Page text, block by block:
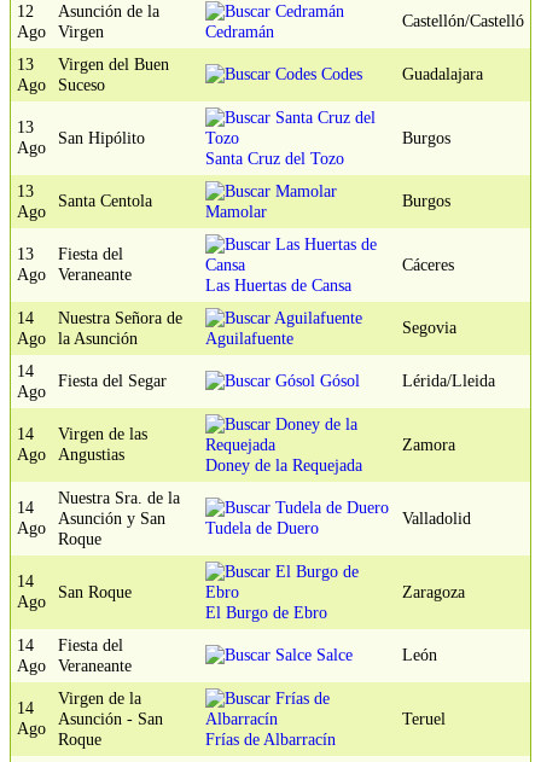
12
Ago
Asunción de la
Virgen
Cedramán
Castellón/Castelló
13
Ago
Virgen del Buen
Suceso
Codes Guadalajara
13
Ago
San Hipólito
Santa Cruz del Tozo
Burgos
13
Ago
Santa Centola
Mamolar
Burgos
13
Ago
Fiesta del
Veraneante
Las Huertas de Cansa
Cáceres
14
Ago
Nuestra Señora de
la Asunción
Aguilafuente
Segovia
14
Ago
Fiesta del Segar Gósol Lérida/Lleida
14
Ago
Virgen de las
Angustias
Doney de la Requejada
Zamora
14
Ago
Nuestra Sra. de la
Asunción y San
Roque
Tudela de Duero Valladolid
14
Ago
San Roque
El Burgo de Ebro
Zaragoza
14
Ago
Fiesta del
Veraneante
Salce León
14
Ago
Virgen de la
Asunción - San
Roque
Frías de Albarracín
Teruel